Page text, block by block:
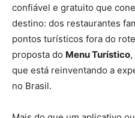
confiável e gratuito que
destino: dos restaurantes
pontos turísticos fora do
proposta do Menu Turístico
que está reinventando a
no Brasil.